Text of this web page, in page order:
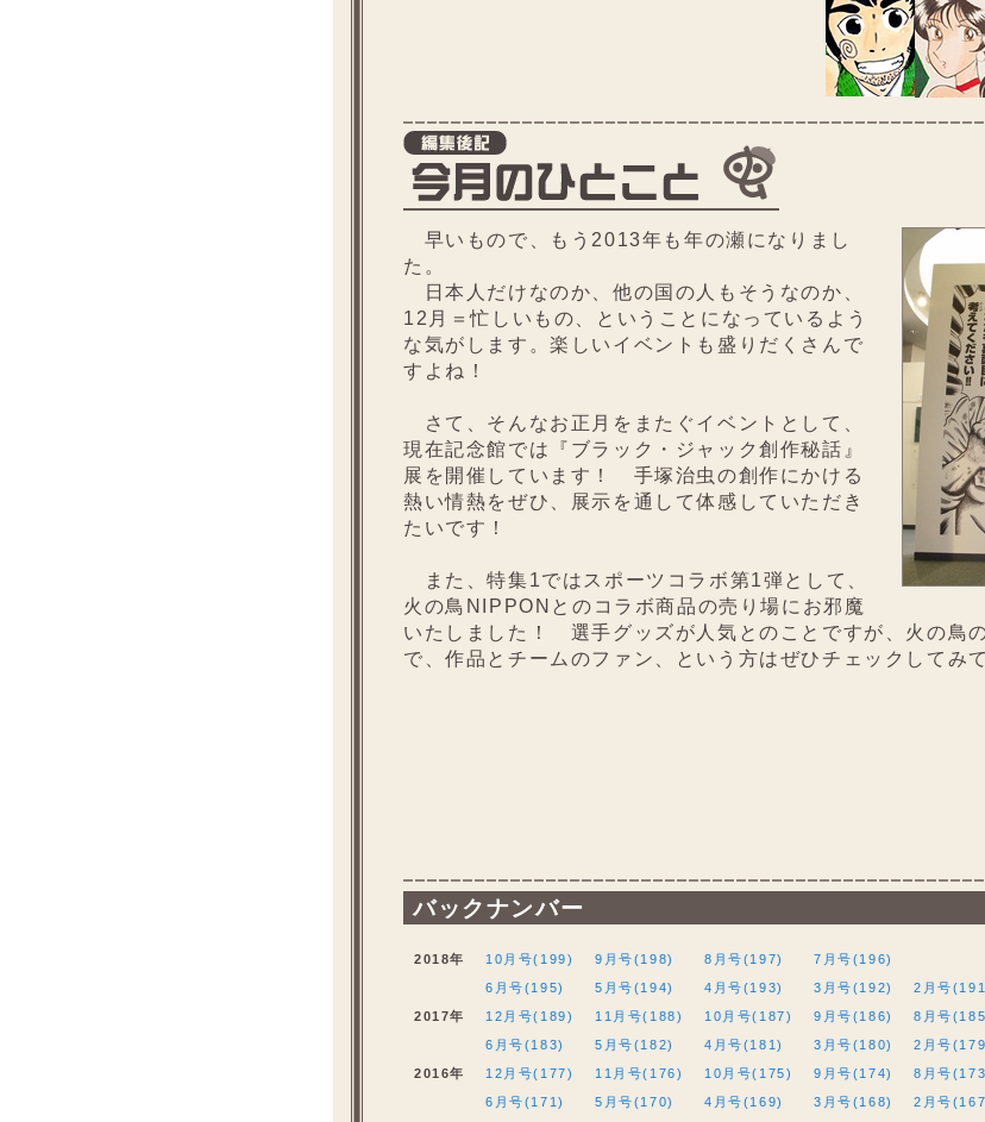
早いもので、もう2013年も年の瀬になりまし
た。
日本人だけなのか、他の国の人もそうなのか、
12月＝忙しいもの、ということになっているよう
な気がします。楽しいイベントも盛りだくさんで
すよね！
さて、そんなお正月をまたぐイベントとして、
現在記念館では『ブラック・ジャック創作秘話』
展を開催しています！ 手塚治虫の創作にかける
熱い情熱をぜひ、展示を通して体感していただき
たいです！
また、特集1ではスポーツコラボ第1弾として、
火の鳥NIPPONとのコラボ商品の売り場にお邪魔
いたしました！ 選手グッズが人気とのことですが、火の鳥
で、作品とチームのファン、という方はぜひチェックしてみ
バックナンバー
2018年 10月号(199) 9月号(198) 8月号(197)
7月号(196)
6月号(195)
5月号(194) 4月号(193) 3月号(192) 2月号
2017年
12月号(189) 11月号(188) 10月号(187) 9月号(186) 8月号
6月号(183)
5月号(182) 4月号(181) 3月号(180) 2月号
2016年
12月号(177) 11月号(176) 10月号(175) 9月号(174) 8月号
6月号(171)
5月号(170) 4月号(169) 3月号(168) 2月号